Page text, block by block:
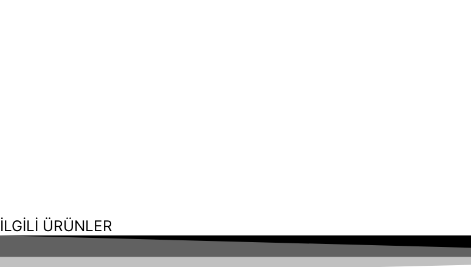
İLGİLİ ÜRÜNLER